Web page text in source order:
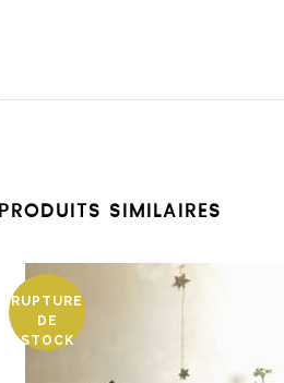
PRODUITS SIMILAIRES
RUPTURE
DE
STOCK